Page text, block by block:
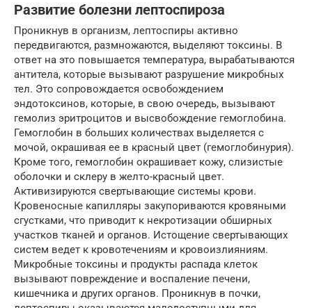
Развитие болезни лептоспироза
Проникнув в организм, лептоспиры активно
передвигаются, размножаются, выделяют токсины. В
ответ на это повышается температура, вырабатываются
антитела, которые вызывают разрушение микробных
тел. Это сопровождается освобождением
эндотоксинов, которые, в свою очередь, вызывают
гемолиз эритроцитов и высвобождение гемоглобина.
Гемоглобин в больших количествах выделяется с
мочой, окрашивая ее в красный цвет (гемоглобинурия).
Кроме того, гемоглобин окрашивает кожу, слизистые
оболочки и склеру в желто-красный цвет.
Активизируются свертывающие системы крови.
Кровеносные капилляры закупориваются кровяными
сгустками, что приводит к некротизации обширных
участков тканей и органов. Истощение свертывающих
систем ведет к кровотечениям и кровоизлияниям.
Микробные токсины и продукты распада клеток
вызывают повреждение и воспаление печени,
кишечника и других органов. Проникнув в почки,